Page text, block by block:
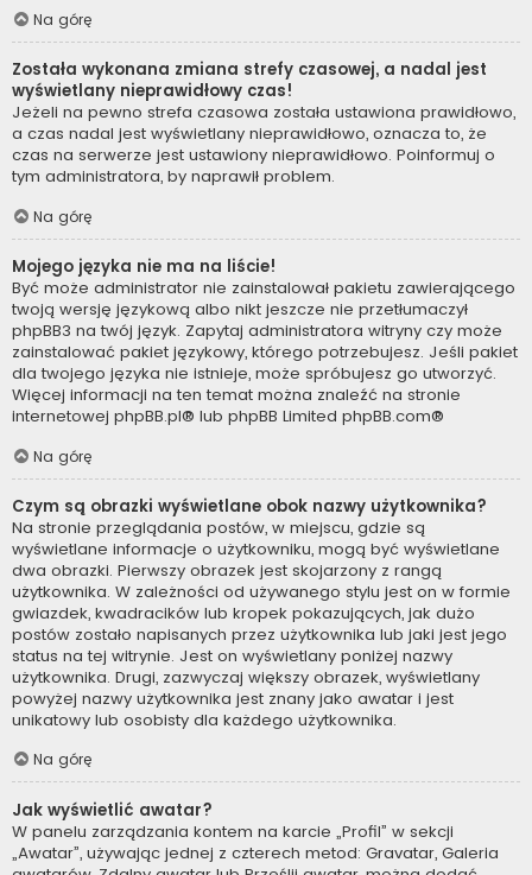
Na górę
Została wykonana zmiana strefy czasowej, a nadal jest
wyświetlany nieprawidłowy czas!
Jeżeli na pewno strefa czasowa została ustawiona prawidłowo,
a czas nadal jest wyświetlany nieprawidłowo, oznacza to, że
czas na serwerze jest ustawiony nieprawidłowo. Poinformuj o
tym administratora, by naprawił problem.
Na górę
Mojego języka nie ma na liście!
Być może administrator nie zainstalował pakietu zawierającego
twoją wersję językową albo nikt jeszcze nie przetłumaczył
phpBB3 na twój język. Zapytaj administratora witryny czy może
zainstalować pakiet językowy, którego potrzebujesz. Jeśli pakiet
dla twojego języka nie istnieje, może spróbujesz go utworzyć.
Więcej informacji na ten temat można znaleźć na stronie
internetowej phpBB.pl® lub phpBB Limited phpBB.com®
Na górę
Czym są obrazki wyświetlane obok nazwy użytkownika?
Na stronie przeglądania postów, w miejscu, gdzie są
wyświetlane informacje o użytkowniku, mogą być wyświetlane
dwa obrazki. Pierwszy obrazek jest skojarzony z rangą
użytkownika. W zależności od używanego stylu jest on w formie
gwiazdek, kwadracików lub kropek pokazujących, jak dużo
postów zostało napisanych przez użytkownika lub jaki jest jego
status na tej witrynie. Jest on wyświetlany poniżej nazwy
użytkownika. Drugi, zazwyczaj większy obrazek, wyświetlany
powyżej nazwy użytkownika jest znany jako awatar i jest
unikatowy lub osobisty dla każdego użytkownika.
Na górę
Jak wyświetlić awatar?
W panelu zarządzania kontem na karcie „Profil” w sekcji
„Awatar”, używając jednej z czterech metod: Gravatar, Galeria